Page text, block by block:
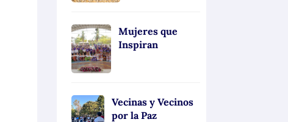
Mujeres que
Inspiran
Vecinas y Vecinos
por la Paz